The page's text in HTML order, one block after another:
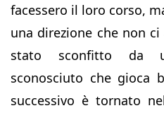
facessero il loro corso,
una direzione che non
stato sconfitto da
sconosciuto che gioca
successivo è tornato